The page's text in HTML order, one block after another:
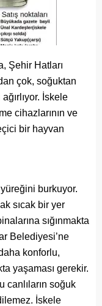
Şehir Hatları
çok, soğuktan
İskele
cihazlarının ve
bir hayvan
burkuyor.
sıcak bir yer
sığınmakta
Belediyesi’ne
konforlu,
yaşaması gerekir.
canlıların soğuk
İskele